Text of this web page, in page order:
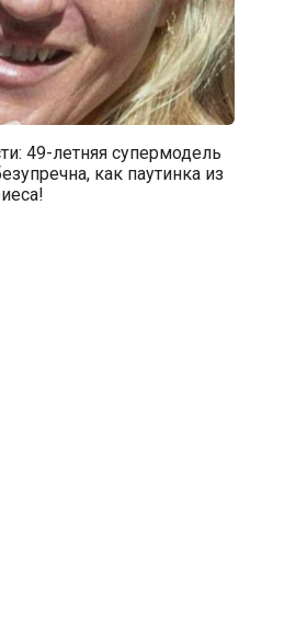
49-летняя супермодель
как паутинка из